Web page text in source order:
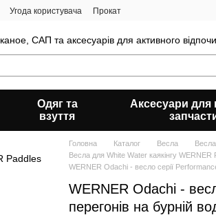
Угода користувача Прокат
САП та аксесуарів для активного
Одяг та
взуття
Аксесуари для
Головна Каталог Весла
Весла для White Water каякінгу WERNER
WERNER Odachi - весло серії
WERNER Odachi -
перегонів на бурній